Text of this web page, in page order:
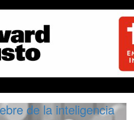
de la inteligencia